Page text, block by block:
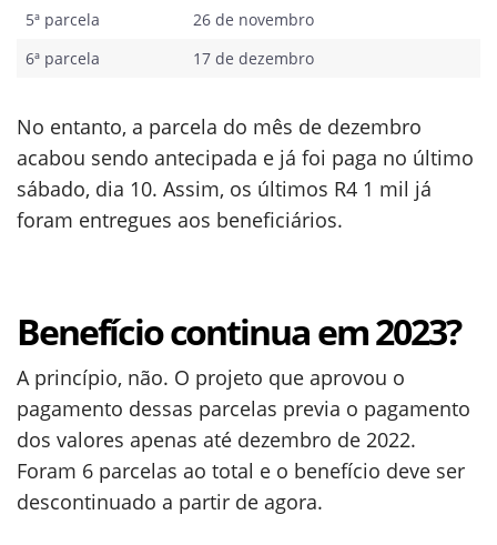
5ª parcela
26 de novembro
6ª parcela
17 de dezembro
No entanto, a parcela do mês de dezembro
acabou sendo antecipada e já foi paga no último
sábado, dia 10. Assim, os últimos R4 1 mil já
foram entregues aos beneficiários.
Benefício continua em 2023?
A princípio, não. O projeto que aprovou o
pagamento dessas parcelas previa o pagamento
dos valores apenas até dezembro de 2022.
Foram 6 parcelas ao total e o benefício deve ser
descontinuado a partir de agora.